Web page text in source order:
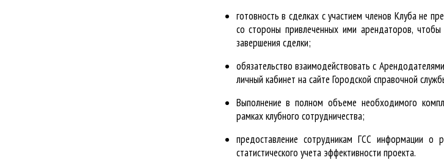
готовность в сделках с участием членов Клуба не
со стороны привлеченных ими арендаторов, чтобы
завершения сделки;
обязательство взаимодействовать с
личный кабинет на сайте Городской справочной
Выполнение в полном объеме необходимого
рамках клубного сотрудничества;
предоставление сотрудникам ГСС информации о
статистического учета эффективности проекта.